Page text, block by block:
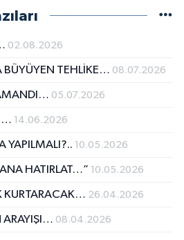
02.08.2026
BÜYÜYEN TEHLİKE… 08.07.2026
05.07.2026
14.06.2026
YAPILMALI?.. 10.05.2026
HATIRLAT…” 10.05.2026
KURTARACAK… 26.04.2026
ARAYIŞI… 08.04.2026